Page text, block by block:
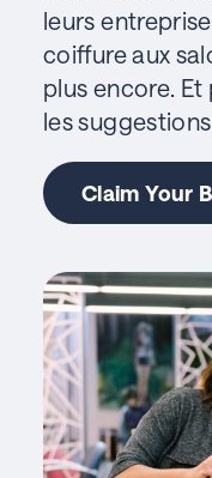
leurs
coiffure aux
plus encore. Et
les
Claim Your